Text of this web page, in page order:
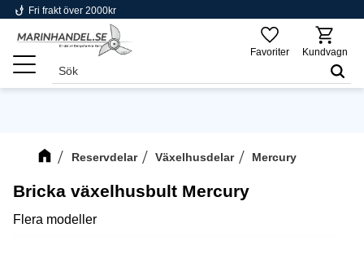
Meny
phishing Fri frakt över 2000kr
Favoriter Kundvagn
Reservdelar Växelhusdelar Mercury
Bricka växelhusbult Mercury
Flera modeller